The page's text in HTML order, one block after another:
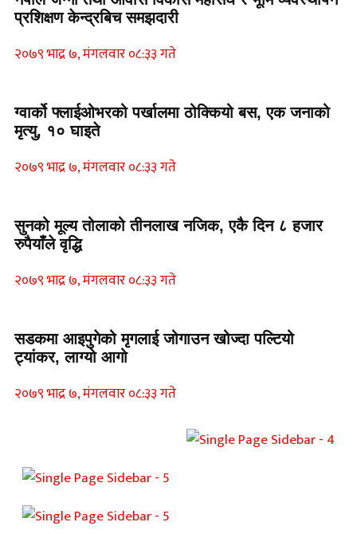
प्रशिक्षण केन्द्रबिच समझदारी
२०७९ भाद्र ७, मंगलवार ०८:३३ गते
ग्वार्को फ्लाईओभरको पर्खालमा ठोक्कियो बस, एक जनाको
मृत्यु, १० घाइते
२०७९ भाद्र ७, मंगलवार ०८:३३ गते
सुनको मूल्य तोलाको तीनलाख नजिक, एकै दिन ८ हजार
रुपैयाँले वृद्धि
२०७९ भाद्र ७, मंगलवार ०८:३३ गते
सडकमा आइपुगेको मृगलाई जोगाउन खोज्दा पल्टियो
ट्यांकर, लाग्यो आगो
२०७९ भाद्र ७, मंगलवार ०८:३३ गते